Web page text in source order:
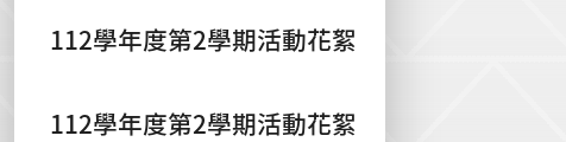
112學年度第2學期活動花絮
112學年度第2學期活動花絮